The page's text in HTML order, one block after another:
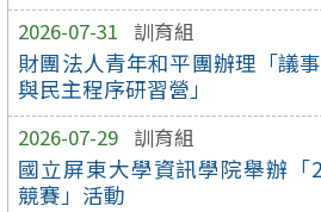
2026-07-31 訓育組
財團法人青年和平團辦理「議
與民主程序研習營」
2026-07-29 訓育組
國立屏東大學資訊學院舉辦「
競賽」活動